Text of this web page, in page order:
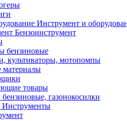
Инструмент и
Бензоинструмент
бензиновые
культиваторы, мотопомпы
материалы
товары
газонокосилки
Инструменты